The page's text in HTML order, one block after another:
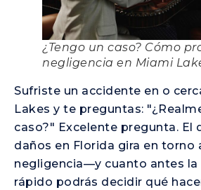
¿Tengo un caso? Cómo
negligencia en Miami
Sufriste un accidente en o
Lakes y te preguntas:
caso?" Excelente pregunta. El
daños en Florida gira en torno
negligencia—y cuanto antes la
rápido podrás decidir qué